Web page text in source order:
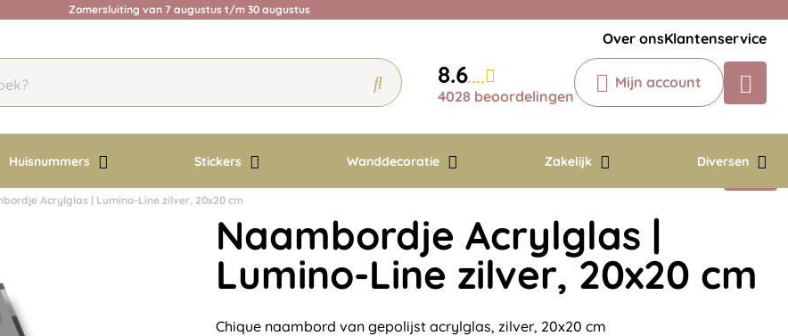
Zomersluiting van 7 augustus t/m 30 augustus
Over onsKlantenservice
8.6
4028 beoordelingen
Mijn account
Huisnummers Stickers Wanddecoratie Zakelijk Diversen
Chatbot
Chat 24/7 met onze chatbot voor
Contact
Acrylglas | Lumino-Line zilver, 20x20 cm
Naambordje Acrylglas |
Lumino-Line zilver, 20x20 cm
Chique naambord van gepolijst acrylglas, zilver, 20x20 cm